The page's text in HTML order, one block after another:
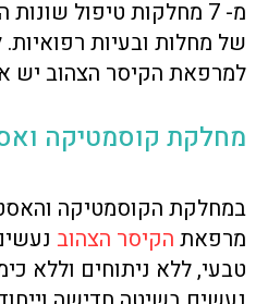
מ- 7 מחלקות טיפול
של מחלות ובעיות
למרפאת הקיסר הצהוב יש
מחלקת קוסמטיקה
במחלקת הקוסמטיקה
מרפאת הקיסר הצהוב
טבעי, ללא ניתוחים וללא